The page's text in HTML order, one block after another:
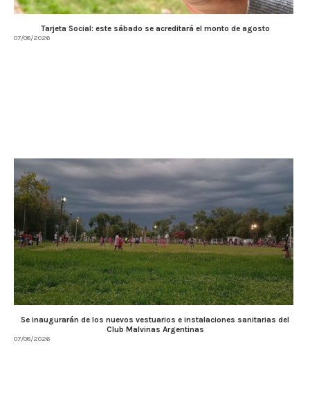
Tarjeta Social: este sábado se acreditará el monto de agosto
07/08/2026
Se inaugurarán de los nuevos vestuarios e instalaciones sanitarias del
Club Malvinas Argentinas
07/08/2026